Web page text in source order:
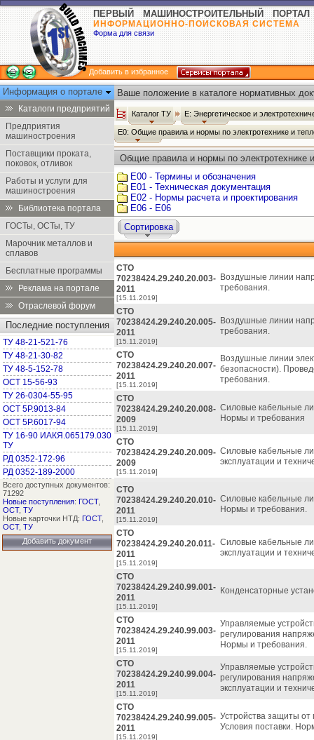
ПЕРВЫЙ МАШИНОСТРОИТЕЛЬНЫЙ ПОРТАЛ
ИНФОРМАЦИОННО-ПОИСКОВАЯ СИСТЕМА
Форма для связи
Добавить в избранное
Информация о портале
Каталоги предприятий
Предприятия
машиностроения
Поставщики проката,
поковок, отливок
Работы и услуги для
машиностроения
Библиотека портала
ГОСТы, ОСТы, ТУ
Марочник металлов и
сплавов
Бесплатные программы
Реклама на портале
Отраслевой форум
Последние поступления
ТУ 48-21-521-76
ТУ 48-21-30-82
ТУ 48-5-152-78
ОСТ 15-56-93
ТУ 26-0304-55-95
ОСТ 5Р.9013-84
ОСТ 5Р.6017-94
ТУ 16-90 ИАКЯ.065179.030
ТУ
РД 0352-172-96
РД 0352-189-2000
Всего доступных документов:
71292
Новые поступления: ГОСТ,
ОСТ, ТУ
Новые карточки НТД: ГОСТ,
ОСТ, ТУ
Добавить документ
Ваше положение в каталоге нормативных
Каталог ТУ Е: Энергетическое и
Е0: Общие правила и нормы по электротехнике и
Общие правила и нормы по электротехнике
Е00 - Термины и обозначения
Е01 - Техническая документация
Е02 - Нормы расчета и проектирования
Е06 - Е06
Сортировка
СТО
70238424.29.240.20.003-
2011
[15.11.2019]
Воздушные линии
требования.
СТО
70238424.29.240.20.005-
2011
[15.11.2019]
Воздушные линии
требования.
СТО
70238424.29.240.20.007-
2011
[15.11.2019]
Воздушные линии
безопасности).
требования.
СТО
70238424.29.240.20.008-
2009
[15.11.2019]
Силовые кабельные
Нормы и требования
СТО
70238424.29.240.20.009-
2009
[15.11.2019]
Силовые кабельные
эксплуатации и
СТО
70238424.29.240.20.010-
2011
[15.11.2019]
Силовые кабельные
Нормы и требования.
СТО
70238424.29.240.20.011-
2011
[15.11.2019]
Силовые кабельные
эксплуатации и
СТО
70238424.29.240.99.001-
2011
[15.11.2019]
Конденсаторные
СТО
70238424.29.240.99.003-
2011
[15.11.2019]
Управляемые
регулирования
Нормы и требования.
СТО
70238424.29.240.99.004-
2011
[15.11.2019]
Управляемые
регулирования
эксплуатации и
СТО
70238424.29.240.99.005-
2011
[15.11.2019]
Устройства защиты от
Условия поставки.